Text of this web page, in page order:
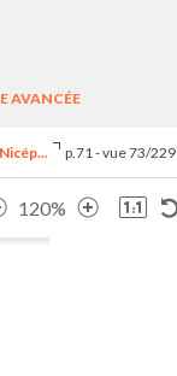
AVANCÉE
p.71 - vue 73/229
120%